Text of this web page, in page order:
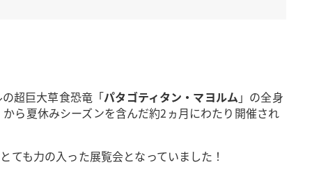
超巨大草食恐竜「パタゴティタン・マヨルム 」の全身
ら夏休みシーズンを含んだ約2ヵ月にわたり開催され
も力の入った展覧会となっていました！